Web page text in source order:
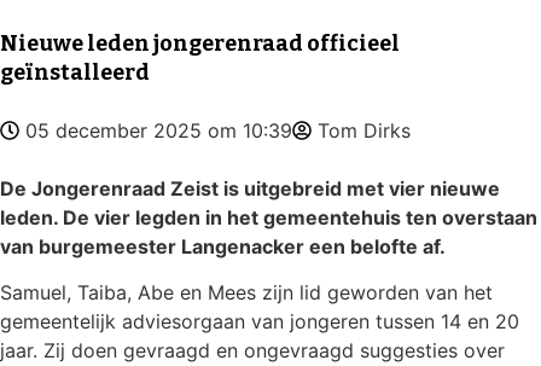
Nieuwe leden jongerenraad officieel
geïnstalleerd
05 december 2025 om 10:39 Tom Dirks
De Jongerenraad Zeist is uitgebreid met vier nieuwe
leden. De vier legden in het gemeentehuis ten overstaan
van burgemeester Langenacker een belofte af.
Samuel, Taiba, Abe en Mees zijn lid geworden van het
gemeentelijk adviesorgaan van jongeren tussen 14 en 20
jaar. Zij doen gevraagd en ongevraagd suggesties over